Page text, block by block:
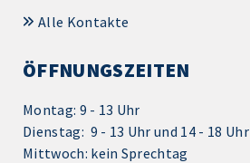
Alle Kontakte
ÖFFNUNGSZEITEN
Montag: 9 - 13 Uhr
Dienstag: 9 - 13 Uhr und 14 - 18 Uhr
Mittwoch: kein Sprechtag